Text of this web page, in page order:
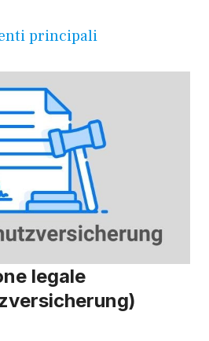
principali
legale